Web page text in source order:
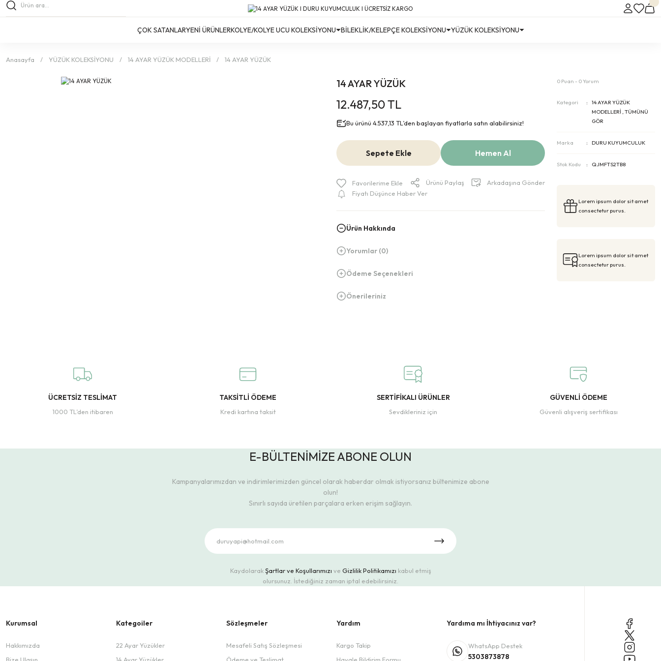
Türkiye’nin Her Yerine Ücretsiz Kargo!
Türkiye’nin Her Yerine Ücretsiz Kargo! #2
Türkiye’nin Her Yerine Ücretsiz Kargo! #3
ÇOK SATANLARYENİ ÜRÜNLERKOLYE/KOLYE UCU KOLEKSİYONU BİLEKLİK/KELEPÇE KOLEKSİYONU YÜZÜK KOLEKSİYONU
Anasayfa YÜZÜK KOLEKSİYONU 14 AYAR YÜZÜK MODELLERİ 14 AYAR YÜZÜK
14 AYAR YÜZÜK
12.487,50 TL
Bu ürünü 4.537,13 TL’den başlayan fiyatlarla satın alabilirsiniz!
Sepete Ekle Hemen Al
Ürünü Paylaş
Arkadaşına Gönder
Fiyatı Düşünce Haber Ver
Ürün Hakkında
Yorumlar (0)
Ödeme Seçenekleri
Önerileriniz
0 Puan - 0 Yorum
Kategori
14 AYAR YÜZÜK
MODELLERİ ,TÜMÜNÜ
GÖR
Marka DURU KUYUMCULUK
Stok Kodu QJMFTS2TB8
Lorem ipsum dolor sit amet
consectetur purus.
Lorem ipsum dolor sit amet
consectetur purus.
ÜCRETSİZ TESLİMAT
1000 TL’den itibaren
TAKSİTLİ ÖDEME
Kredi kartına taksit
SERTİFİKALI ÜRÜNLER
Sevdikleriniz için
GÜVENLİ ÖDEME
Güvenli alışveriş sertifikası
E-BÜLTENİMİZE ABONE OLUN
Kampanyalarımızdan ve indirimlerimizden güncel olarak haberdar olmak istiyorsanız bültenimize abone
olun!
Sınırlı sayıda üretilen parçalara erken erişim sağlayın.
KaydolarakŞartlar ve Koşullarımızı ve Gizlilik Politikamızı kabul etmiş
olursunuz. İstediğiniz zaman iptal edebilirsiniz.
Kurumsal
Hakkımızda
Kategoiler
22 Ayar Yüzükler
Sözleşmeler
Mesafeli Satış Sözleşmesi
Yardım
Kargo Takip
Yardıma mı İhtiyacınız var?
WhatsApp Destek
5303873878